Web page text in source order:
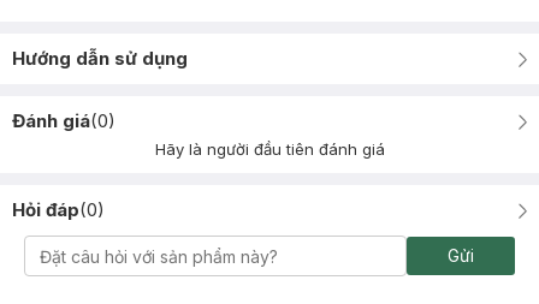
Hướng dẫn sử dụng
Đánh giá(0)
Hãy là người đầu tiên đánh giá
Hỏi đáp(0)
Gửi